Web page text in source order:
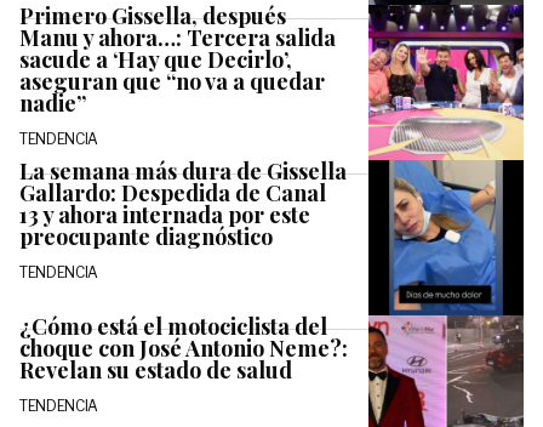
Primero Gissella, después
Manu y ahora…: Tercera salida
sacude a ‘Hay que Decirlo’,
aseguran que “no va a quedar
nadie”
TENDENCIA
La semana más dura de Gissella
Gallardo: Despedida de Canal
13 y ahora internada por este
preocupante diagnóstico
TENDENCIA
¿Cómo está el motociclista del
choque con José Antonio Neme?:
Revelan su estado de salud
TENDENCIA